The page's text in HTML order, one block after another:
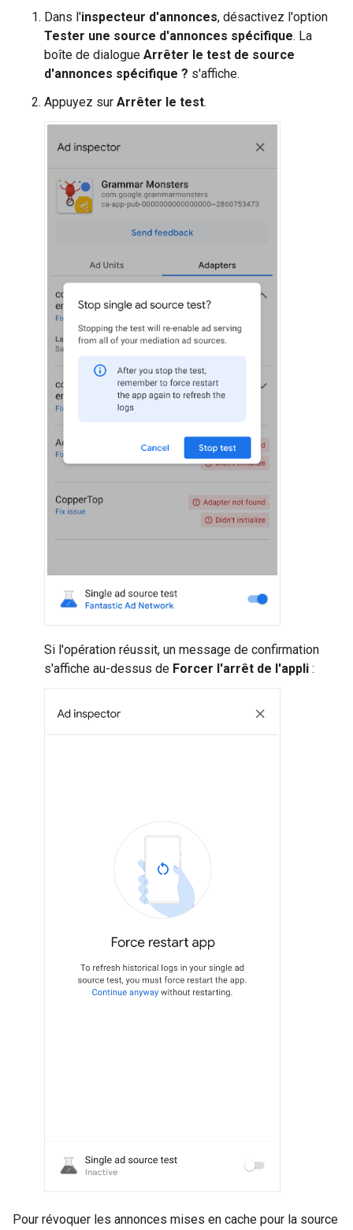
Dans l'inspecteur d'annonces, désactivez l'option
Tester une source d'annonces spécifique. La
boîte de dialogue Arrêter le test de source
d'annonces spécifique ? s'affiche.
Appuyez sur Arrêter le test.
Si l'opération réussit, un message de confirmation
s'affiche au-dessus de Forcer l'arrêt de l'appli :
Pour révoquer les annonces mises en cache pour la source